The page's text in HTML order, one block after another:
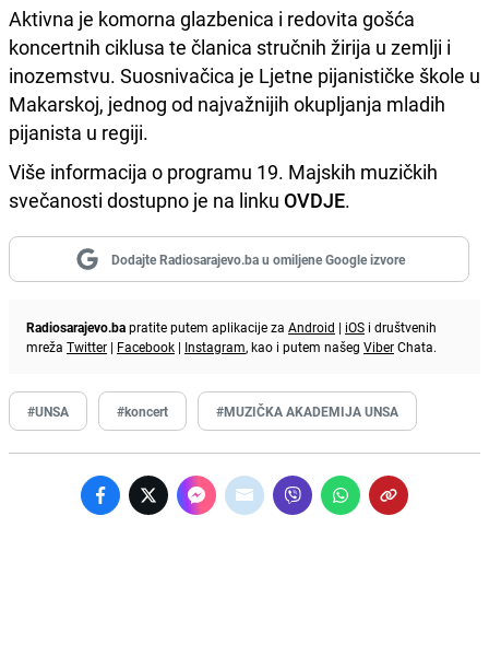
Aktivna je komorna glazbenica i redovita gošća
koncertnih ciklusa te članica stručnih žirija u zemlji i
inozemstvu. Suosnivačica je Ljetne pijanističke škole u
Makarskoj, jednog od najvažnijih okupljanja mladih
pijanista u regiji.
Više informacija o programu 19. Majskih muzičkih
svečanosti dostupno je na linku OVDJE.
Dodajte Radiosarajevo.ba u omiljene Google izvore
Radiosarajevo.bapratite putem aplikacije za Android | iOS i društvenih
mreža Twitter | Facebook | Instagram, kao i putem našeg ViberChata.
#UNSA #koncert #MUZIČKA AKADEMIJA UNSA